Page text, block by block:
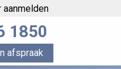
aanmelden
1850
afspraak